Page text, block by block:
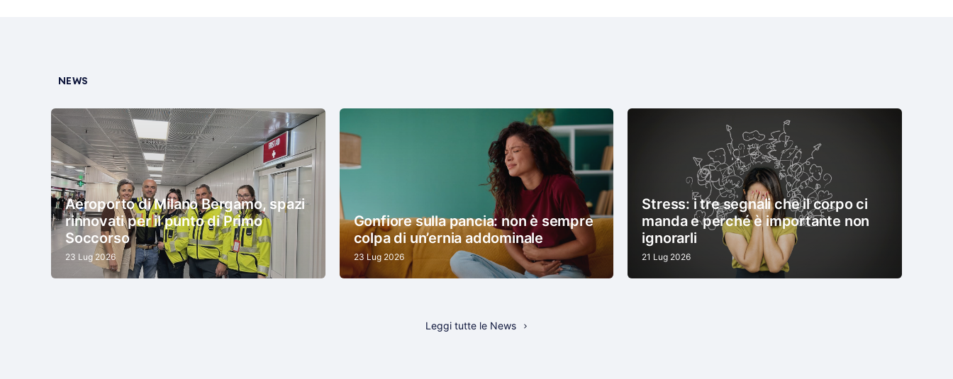
NEWS
Aeroporto di Milano Bergamo, spazi
rinnovati per il punto di Primo
Soccorso
23 Lug 2026
Gonfiore sulla pancia: non è sempre
colpa di un’ernia addominale
23 Lug 2026
Stress: i tre segnali che il corpo ci
manda e perché è importante non
ignorarli
21 Lug 2026
Leggi tutte le News